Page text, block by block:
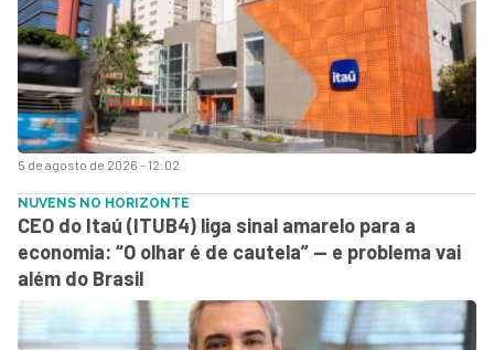
5 de agosto de 2026 - 12:02
NUVENS NO HORIZONTE
CEO do Itaú (ITUB4) liga sinal amarelo para a
economia: “O olhar é de cautela” — e problema vai
além do Brasil